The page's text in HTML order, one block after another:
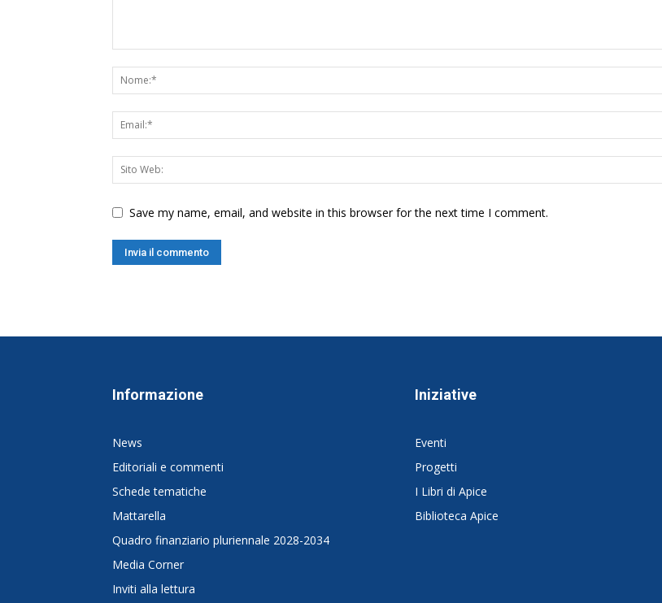
Save my name, email, and website in this browser for the next time I comment.
Informazione
News
Editoriali e commenti
Schede tematiche
Mattarella
Quadro finanziario pluriennale 2028-2034
Media Corner
Inviti alla lettura
Iniziative
Eventi
Progetti
I Libri di Apice
Biblioteca Apice